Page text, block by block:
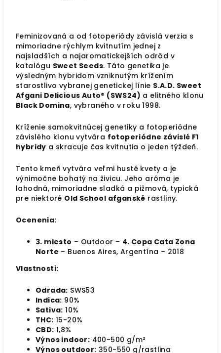
Feminizovaná a od fotoperiódy závislá verzia s
mimoriadne rýchlym kvitnutím jednej z
najsladších a najaromatickejších odrôd v
katalógu Sweet Seeds. Táto genetika je
výsledným hybridom vzniknutým krížením
starostlivo vybranej genetickej línie S.A.D. Sweet
Afgani Delicious Auto® (SWS24) a elitného klonu
Black Domina, vybraného v roku 1998.
Kríženie samokvitnúcej genetiky a fotoperiódne
závislého klonu vytvára fotoperiódne závislé F1
hybridy a skracuje čas kvitnutia o jeden týždeň.
Tento kmeň vytvára veľmi husté kvety a je
výnimočne bohatý na živicu. Jeho aróma je
lahodná, mimoriadne sladká a pižmová, typická
pre niektoré Old School afganské rastliny.
Ocenenia:
3. miesto – Outdoor – 4. Copa Cata Zona
Norte – Buenos Aires, Argentína – 2018
Vlastnosti:
Odrada: SWS53
Indica: 90%
Sativa: 10%
THC: 15-20%
CBD: 1,8%
Výnos indoor: 400-500 g/m²
Výnos outdoor: 350-550 g/rastlina